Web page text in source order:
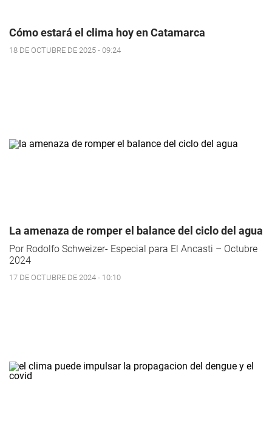
Cómo estará el clima hoy en Catamarca
18 DE OCTUBRE DE 2025 - 09:24
La amenaza de romper el balance del ciclo del agua
Por Rodolfo Schweizer- Especial para El Ancasti – Octubre
2024
17 DE OCTUBRE DE 2024 - 10:10